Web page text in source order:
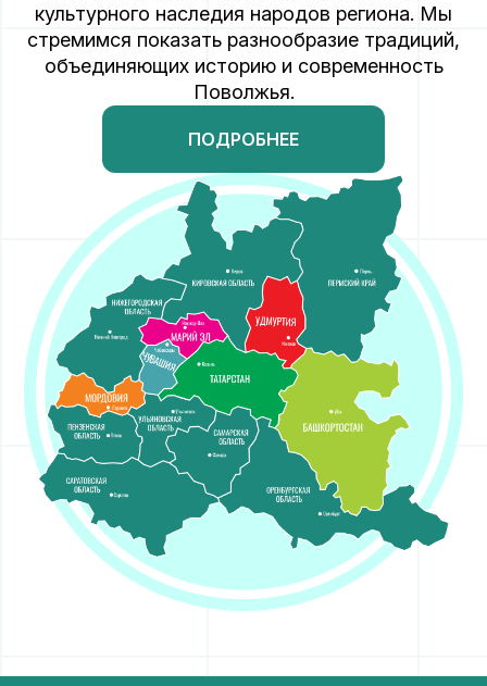
культурного наследия народов региона. Мы
стремимся показать разнообразие традиций,
объединяющих историю и современность
Поволжья.
ПОДРОБНЕЕ